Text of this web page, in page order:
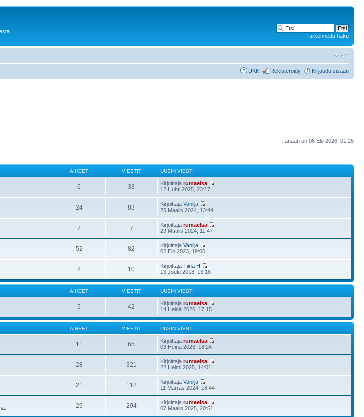
Tarkennettu haku
UKK Rekisteröidy Kirjaudu sisään
Tänään on 06 Elo 2026, 01:25
AIHEET VIESTIT UUSIN VIESTI
6 33 Kirjoittajarumaelsa
12 Huhti 2025, 23:17
24 83 KirjoittajaVanilja
25 Maalis 2024, 13:44
7 7 Kirjoittajarumaelsa
29 Maalis 2024, 11:47
52 82 KirjoittajaVanilja
02 Elo 2023, 19:06
8 10 KirjoittajaTiina H
13 Joulu 2018, 13:18
AIHEET VIESTIT UUSIN VIESTI
5 42 Kirjoittajarumaelsa
14 Heinä 2026, 17:15
AIHEET VIESTIT UUSIN VIESTI
11 65 Kirjoittajarumaelsa
03 Heinä 2023, 18:24
28 321 Kirjoittajarumaelsa
22 Helmi 2025, 14:01
21 112 KirjoittajaVanilja
11 Marras 2024, 18:44
29 294 Kirjoittajarumaelsa
07 Maalis 2025, 20:51